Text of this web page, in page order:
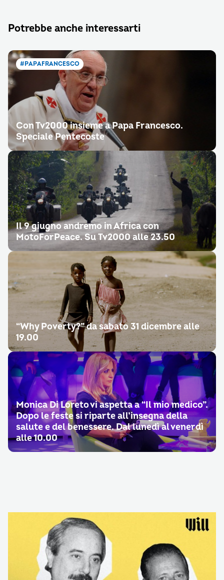
Potrebbe anche interessarti
#PAPAFRANCESCO
Con Tv2000 insieme a Papa Francesco.
Speciale Pentecoste
Il 9 giugno andremo in Africa con
MotoForPeace. Su Tv2000 alle 23.50
“Why Poverty?” da sabato 31 dicembre alle
19.00
Monica Di Loreto vi aspetta a “Il mio medico”.
Dopo le feste si riparte all’insegna della
salute e del benessere. Dal lunedì al venerdì
alle 10.00